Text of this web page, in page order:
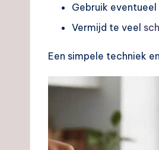
Gebruik
Vermijd te veel
Een simpele techniek